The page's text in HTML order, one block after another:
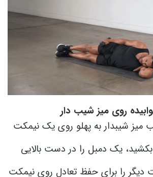
میز شیبدار به پهلو روی یک نیمکت
یک دمبل را در دست بالایی
دیگر را برای حفظ تعادل روی نیمکت